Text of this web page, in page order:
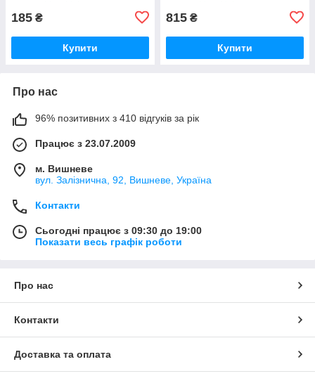
185 ₴
Купити
815 ₴
Купити
Про нас
96% позитивних з 410 відгуків за рік
Працює з 23.07.2009
м. Вишневе
вул. Залізнична, 92, Вишневе, Україна
Контакти
Сьогодні працює з 09:30 до 19:00
Показати весь графік роботи
Про нас
Контакти
Доставка та оплата